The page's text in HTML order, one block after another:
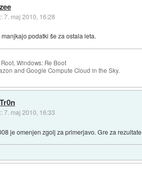
zee
::7. maj 2010, 16:28
manjkajo podatki še za ostala leta.
Windows: Re Boot
and Google Compute Cloud in the Sky.
Tr0n
::7. maj 2010, 16:33
je omenjen zgolj za primerjavo. Gre za